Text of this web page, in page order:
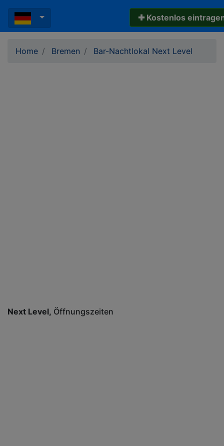
✚ Kostenlos
Home Bremen Bar-Nachtlokal Next Level
Next Level Öffnungszeiten